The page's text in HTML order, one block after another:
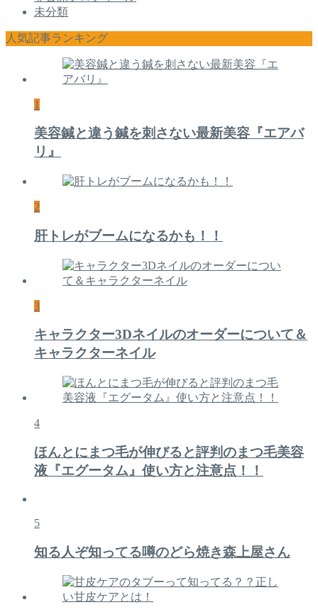
未分類
人気記事ランキング
1
美容鍼と違う鍼を刺さない最新美容『エアバ
リ』
2
肝トレがブームになるかも！！
3
キャラクター3Dネイルのオーダーについて＆
キャラクターネイル
4
ほんとにまつ毛が伸びると評判のまつ毛美容
液『エグータム』使い方と注意点！！
5
知る人ぞ知ってる噂のどら焼き森上屋さん